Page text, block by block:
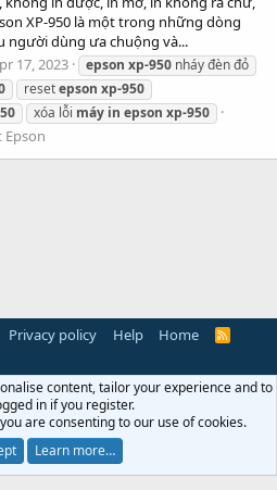
XP-950 là một trong những dòng
người dùng ưa chuộng và...
17, 2023 epson xp-950 nháy đèn đỏ
resetepson xp-950
xóa lỗi máy in epson xp-950
Epson
Privacy policy Help Home
R
content, tailor your experience and to
in if you register.
are consenting to our use of cookies.
Learn more…